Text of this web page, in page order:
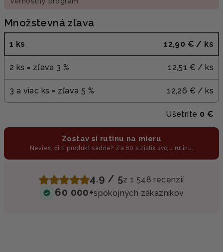
Množstevná zľava
1 ks 12,90 € / ks
2 ks = zľava 3 % 12,51 € / ks
3 a viac ks = zľava 5 % 12,26 € / ks
Ušetríte 0 €
Zostav si rutinu na mieru
Nevieš, či ti produkt sadne? Za 60 s zistíš svoju rutinu.
4.9 / 5z 1 548 recenzií
60 000+spokojných zákazníkov